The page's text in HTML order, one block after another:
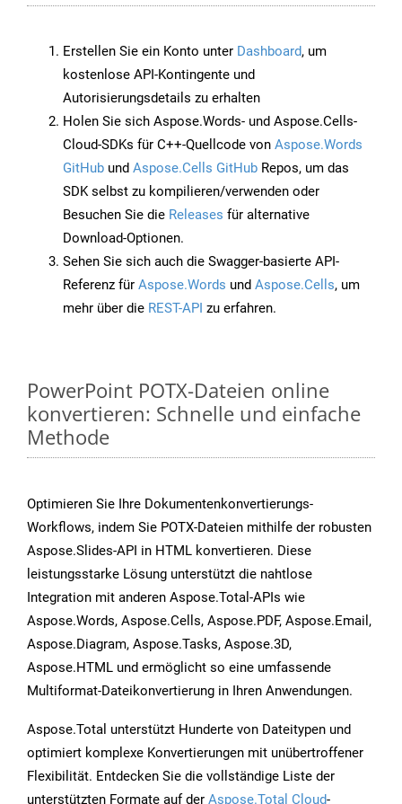
Erstellen Sie ein Konto unter Dashboard, um
kostenlose API-Kontingente und
Autorisierungsdetails zu erhalten
Holen Sie sich Aspose.Words- und Aspose.Cells-
Cloud-SDKs für C++-Quellcode von Aspose.Words
GitHub und Aspose.Cells GitHub Repos, um das
SDK selbst zu kompilieren/verwenden oder
Besuchen Sie die Releases für alternative
Download-Optionen.
Sehen Sie sich auch die Swagger-basierte API-
Referenz für Aspose.Words und Aspose.Cells, um
mehr über die REST-API zu erfahren.
PowerPoint POTX-Dateien online
konvertieren: Schnelle und einfache
Methode
Optimieren Sie Ihre Dokumentenkonvertierungs-
Workflows, indem Sie POTX-Dateien mithilfe der robusten
Aspose.Slides-API in HTML konvertieren. Diese
leistungsstarke Lösung unterstützt die nahtlose
Integration mit anderen Aspose.Total-APIs wie
Aspose.Words, Aspose.Cells, Aspose.PDF, Aspose.Email,
Aspose.Diagram, Aspose.Tasks, Aspose.3D,
Aspose.HTML und ermöglicht so eine umfassende
Multiformat-Dateikonvertierung in Ihren Anwendungen.
Aspose.Total unterstützt Hunderte von Dateitypen und
optimiert komplexe Konvertierungen mit unübertroffener
Flexibilität. Entdecken Sie die vollständige Liste der
unterstützten Formate auf der Aspose.Total Cloud-